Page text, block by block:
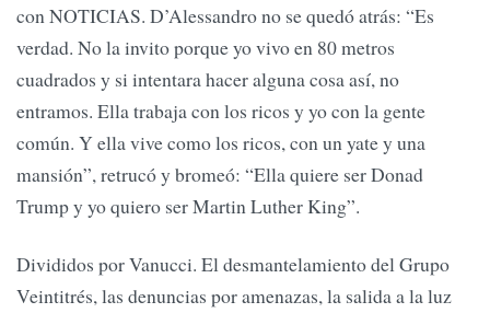
con NOTICIAS. D’Alessandro no se quedó atrás: “Es
verdad. No la invito porque yo vivo en 80 metros
cuadrados y si intentara hacer alguna cosa así, no
entramos. Ella trabaja con los ricos y yo con la gente
común. Y ella vive como los ricos, con un yate y una
mansión”, retrucó y bromeó: “Ella quiere ser Donad
Trump y yo quiero ser Martin Luther King”.
Divididos por Vanucci. El desmantelamiento del Grupo
Veintitrés, las denuncias por amenazas, la salida a la luz